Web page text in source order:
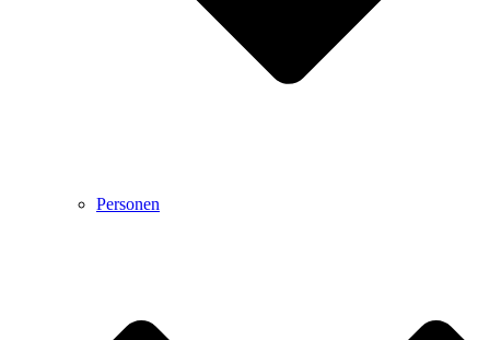
Personen